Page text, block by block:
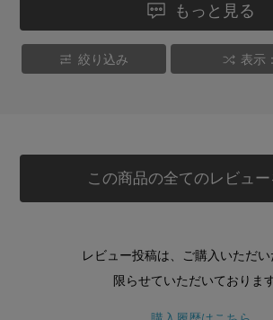
もっと見る
絞り込み 表示
この商品の全てのレビュー
レビュー投稿は、ご購入いただい
限らせていただいております